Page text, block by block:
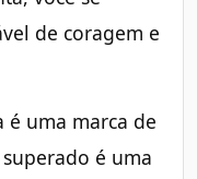
de coragem e
é uma marca de
é uma